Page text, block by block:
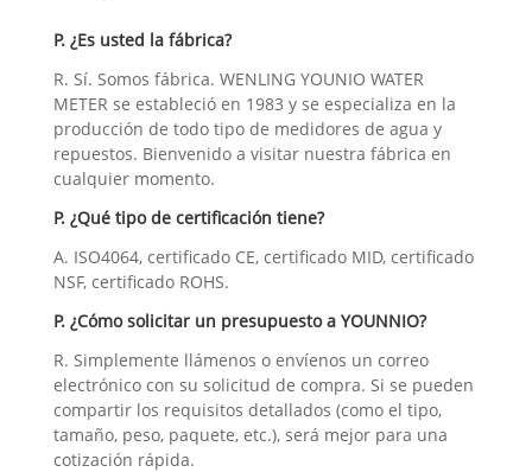
P. ¿Es usted la fábrica?
R. Sí. Somos fábrica. WENLING YOUNIO WATER
METER se estableció en 1983 y se especializa en la
producción de todo tipo de medidores de agua y
repuestos. Bienvenido a visitar nuestra fábrica en
cualquier momento.
P. ¿Qué tipo de certificación tiene?
A. ISO4064, certificado CE, certificado MID, certificado
NSF, certificado ROHS.
P. ¿Cómo solicitar un presupuesto a YOUNNIO?
R. Simplemente llámenos o envíenos un correo
electrónico con su solicitud de compra. Si se pueden
compartir los requisitos detallados (como el tipo,
tamaño, peso, paquete, etc.), será mejor para una
cotización rápida.